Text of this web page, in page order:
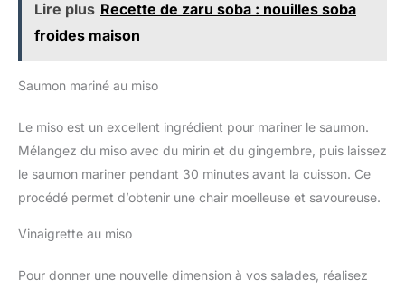
Lire plus Recette de zaru soba : nouilles soba
froides maison
Saumon mariné au miso
Le miso est un excellent ingrédient pour mariner le saumon.
Mélangez du miso avec du mirin et du gingembre, puis laissez
le saumon mariner pendant 30 minutes avant la cuisson. Ce
procédé permet d’obtenir une chair moelleuse et savoureuse.
Vinaigrette au miso
Pour donner une nouvelle dimension à vos salades, réalisez